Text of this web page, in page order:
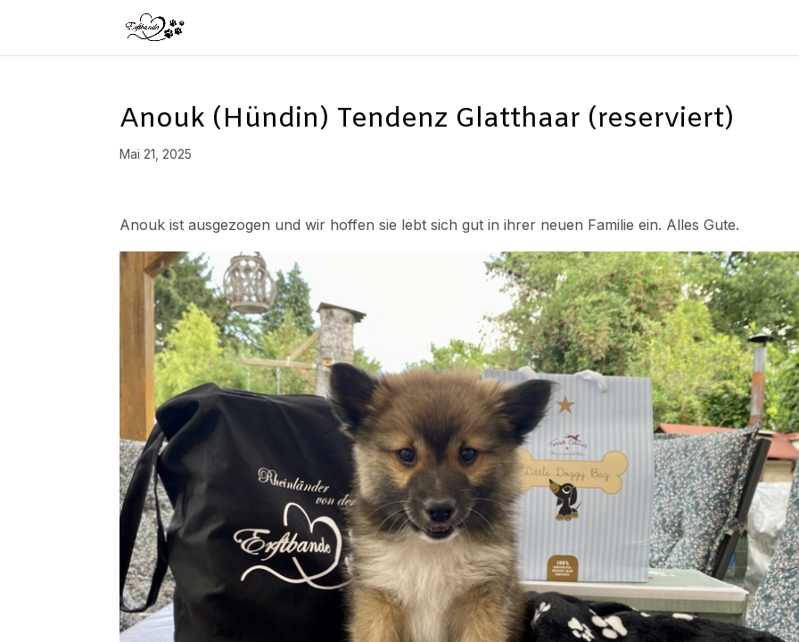
Anouk (Hündin) Tendenz Glatthaar (reserviert)
Mai 21, 2025
Anouk ist ausgezogen und wir hoffen sie lebt sich gut in ihrer neuen Familie ein. Alles Gute.